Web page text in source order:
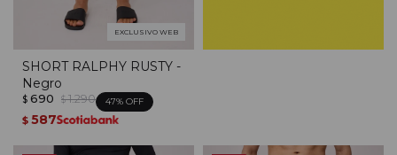
EXCLUSIVO WEB
SHORT RALPHY RUSTY -
Negro
$ 690 $ 1.290 47
$ 587